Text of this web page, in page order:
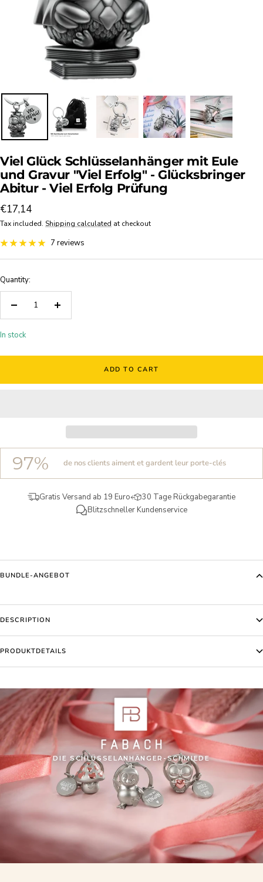
Viel Glück Schlüsselanhänger mit Eule
und Gravur "Viel Erfolg" - Glücksbringer
Abitur - Viel Erfolg Prüfung
Sale
price
€17,14
Tax included. Shipping calculated at checkout
7 reviews
Quantity:
Decrease
Increase
In stock
ADD TO CART
97% de nos clients aiment et gardent leur porte-clés
Gratis Versand ab 19 Euro
30 Tage Rückgabegarantie
Blitzschneller Kundenservice
BUNDLE-ANGEBOT
DESCRIPTION
PRODUKTDETAILS
DIE SCHLÜSSELANHÄNGER-SCHMIEDE